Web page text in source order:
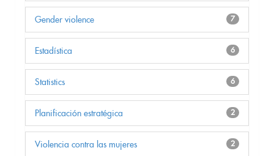
7
Gender violence
6
Estadística
6
Statistics
2
Planificación estratégica
2
Violencia contra las mujeres